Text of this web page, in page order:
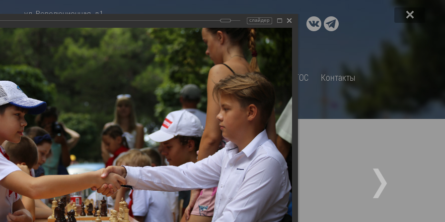
ул. Революционная, д.1
gelendzhik@mo.krasnodar.ru
АA+
Администрация Руководители Документы КСП Обращения ТОС Контакты
задачи и функции
данных
информация
реформа
коррупции
организации
информация
служба
ДУМА
Новости
Структура
Депутат ЗСК
Депутат ГД
График приёмов граждан
депутатами
Депутатское объединение
Совет молодых депутатов
Законотворчество
Постоянные комиссии и график
заседаний
Сведения о доходах, расходах, об
ДОКУМЕНТЫ
Экспертиза действующих
нормативных правовых актов
Оценка применения
Муниципальный контроль
Градостроительная деятельность
Архивный отдел
Порядок обжалования
выставка "Назад в СССР"
выставка "Назад в СССР"(25 фото)
слайдер